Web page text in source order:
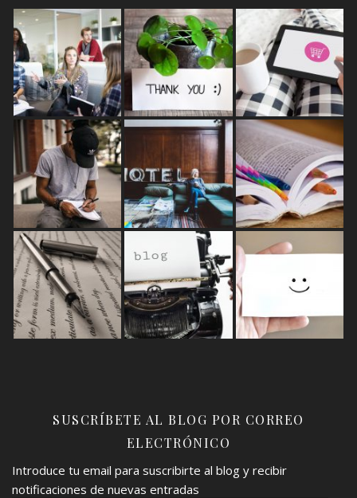
SUSCRÍBETE AL BLOG POR CORREO
ELECTRÓNICO
Introduce tu email para suscribirte al blog y recibir
notificaciones de nuevas entradas